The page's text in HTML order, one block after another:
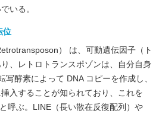
いる。
位
） は、可動遺伝因子（ト
、レトロトランスポゾンは、自分自身
写酵素によって DNA コピーを作成し、
入することが知られており、これを
呼ぶ。LINE（長い散在反復配列）や